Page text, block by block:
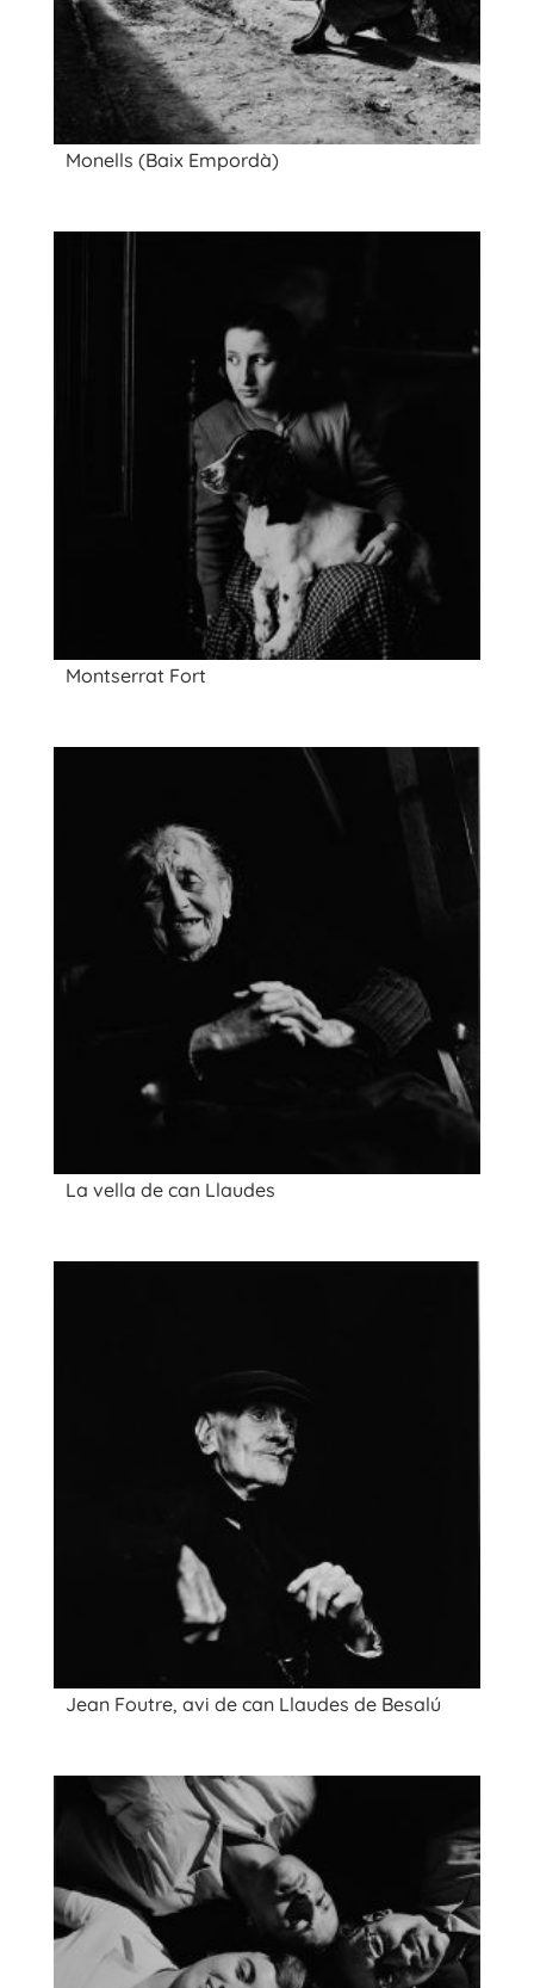
Monells (Baix Empordà)
Montserrat Fort
La vella de can Llaudes
Jean Foutre, avi de can Llaudes de Besalú